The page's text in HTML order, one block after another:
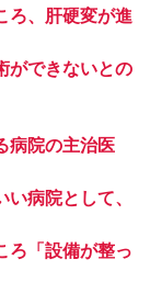
ろ、肝硬変が進
ができないとの
病院の主治医
病院として、
ろ「設備が整っ